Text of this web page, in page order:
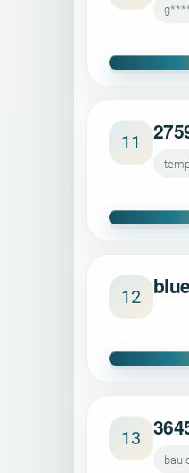
11
12 blue
13
bau